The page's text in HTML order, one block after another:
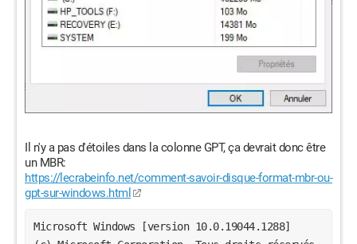
Il n'y a pas d'étoiles dans la colonne GPT, ça devrait donc être
un MBR:
https://lecrabeinfo.net/comment-savoir-disque-format-mbr-ou-
gpt-sur-windows.html
Microsoft Windows [version 10.0.19044.1288]